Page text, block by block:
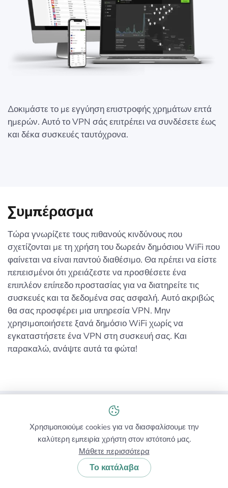
Δοκιμάστε το με εγγύηση επιστροφής χρημάτων επτά
ημερών. Αυτό το VPN σάς επιτρέπει να συνδέσετε έως
και δέκα συσκευές ταυτόχρονα.
Συμπέρασμα
Τώρα γνωρίζετε τους πιθανούς κινδύνους που
σχετίζονται με τη χρήση του δωρεάν δημόσιου WiFi που
φαίνεται να είναι παντού διαθέσιμο. Θα πρέπει να είστε
πεπεισμένοι ότι χρειάζεστε να προσθέσετε ένα
επιπλέον επίπεδο προστασίας για να διατηρείτε τις
συσκευές και τα δεδομένα σας ασφαλή. Αυτό ακριβώς
θα σας προσφέρει μια υπηρεσία VPN. Μην
χρησιμοποιήσετε ξανά δημόσιο WiFi χωρίς να
εγκαταστήσετε ένα VPN στη συσκευή σας. Και
παρακαλώ, ανάψτε αυτά τα φώτα!
Έχετε περισσότερες ερωτήσεις;
Υποβάλετε αίτημαή γράψτε λίγες λέξεις.
Χρησιμοποιούμε cookies για να διασφαλίσουμε την
καλύτερη εμπειρία χρήστη στον ιστότοπό μας.
Μάθετε περισσότερα
Το κατάλαβα